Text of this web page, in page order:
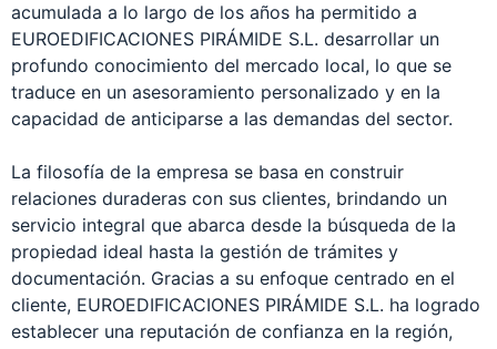
acumulada a lo largo de los años ha permitido a
EUROEDIFICACIONES PIRÁMIDE S.L. desarrollar un
profundo conocimiento del mercado local, lo que se
traduce en un asesoramiento personalizado y en la
capacidad de anticiparse a las demandas del sector.
La filosofía de la empresa se basa en construir
relaciones duraderas con sus clientes, brindando un
servicio integral que abarca desde la búsqueda de la
propiedad ideal hasta la gestión de trámites y
documentación. Gracias a su enfoque centrado en el
cliente, EUROEDIFICACIONES PIRÁMIDE S.L. ha logrado
establecer una reputación de confianza en la región,